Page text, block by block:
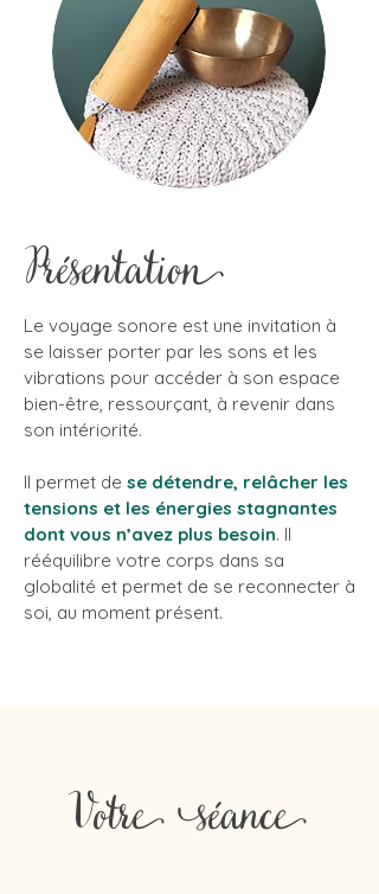
Présentation
Le voyage sonore est une invitation à
se laisser porter par les sons et les
vibrations pour accéder à son espace
bien-être, ressourçant, à revenir dans
son intériorité.
Il permet de se détendre, relâcher les
tensions et les énergies stagnantes
dont vous n’avez plus besoin. Il
rééquilibre votre corps dans sa
globalité et permet de se reconnecter à
soi, au moment présent.
Votre séance